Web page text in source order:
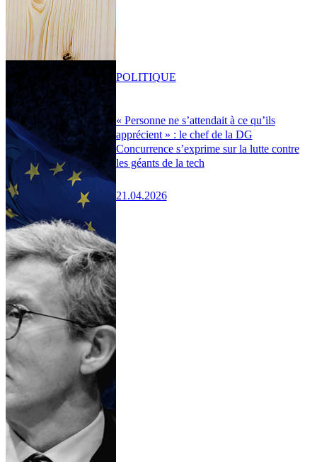
« Personne ne s’attendait à ce qu’ils
apprécient » : le chef de la DG
Concurrence s’exprime sur la lutte contre
les géants de la tech
21.04.2026
POLITIQUE